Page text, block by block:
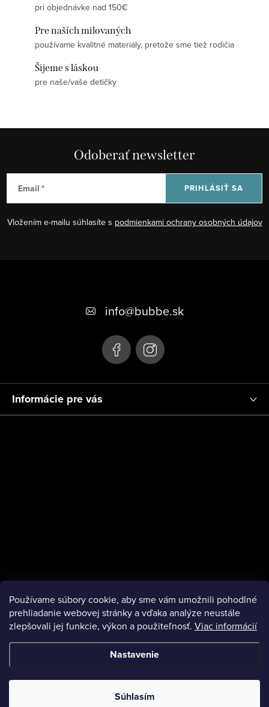
Používame súbory cookie, aby sme vám umožnili pohodlné
prehliadanie webovej stránky a vďaka analýze neustále
zlepšovali jej funkcie, výkon a použiteľnosť. Viac informácií
Nastavenie
Súhlasím
pri objednávke nad 150€
Pre naších milovaných
používame kvalitné materiály, pretože sme tiež rodičia
Šijeme s láskou
pre naše/vaše detičky
Odoberať newsletter
Email
Vložením e-mailu súhlasíte s podmienkami ochrany osobných údajov
PRIHLÁSIŤ SA
e
info@bubbe.sk
Informácie pre vás
Instagram
Copyright 2026Bubbe. Všetky práva vyhradené.